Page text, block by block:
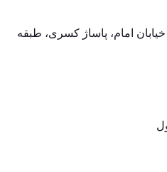
خیابان امام، پاساژ کسری، طبقه